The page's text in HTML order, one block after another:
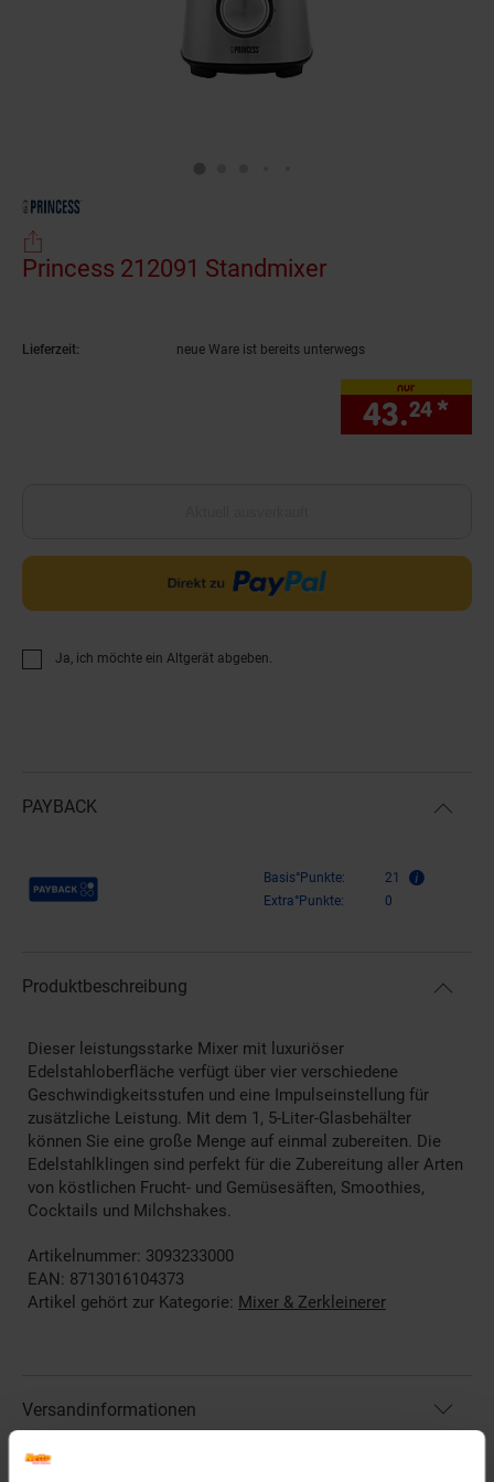
Princess 212091 Standmixer
Lieferzeit: neue Ware ist bereits unterwegs
nur
43.24 *
Ja, ich möchte ein Altgerät abgeben.
PAYBACK
Payback Punkte Basis°Punkte:
21
Extra°Punkte:
0
Produktbeschreibung
Dieser leistungsstarke Mixer mit luxuriöser
Edelstahloberfläche verfügt über vier verschiedene
Geschwindigkeitsstufen und eine Impulseinstellung für
zusätzliche Leistung. Mit dem 1, 5-Liter-Glasbehälter
können Sie eine große Menge auf einmal zubereiten. Die
Edelstahlklingen sind perfekt für die Zubereitung aller Arten
von köstlichen Frucht- und Gemüsesäften, Smoothies,
Cocktails und Milchshakes.
Artikelnummer: 3093233000
EAN: 8713016104373
Artikel gehört zur Kategorie: Mixer & Zerkleinerer
Versandinformationen